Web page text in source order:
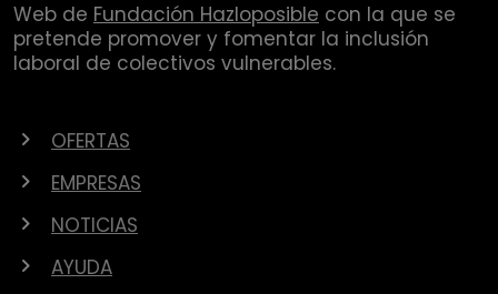
Web de Fundación Hazloposible con la que se
pretende promover y fomentar la inclusión
laboral de colectivos vulnerables.
OFERTAS
EMPRESAS
NOTICIAS
AYUDA